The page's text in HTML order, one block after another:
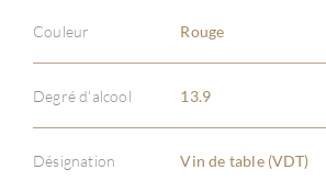
Couleur Rouge
Degré d'alcool 13.9
Désignation Vin de table (VDT)